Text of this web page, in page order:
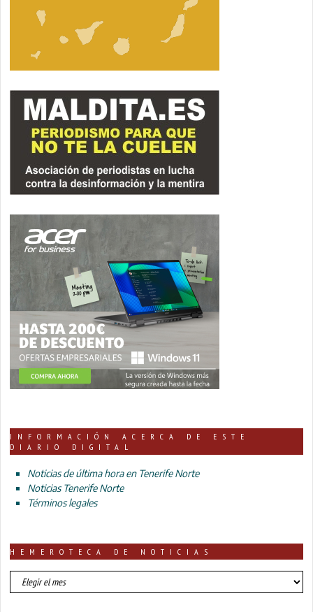
INFORMACIÓN ACERCA DE ESTE
DIARIO DIGITAL
Noticias de última hora en Tenerife Norte
Noticias Tenerife Norte
Términos legales
HEMEROTECA DE NOTICIAS
HEMEROTECA
DE